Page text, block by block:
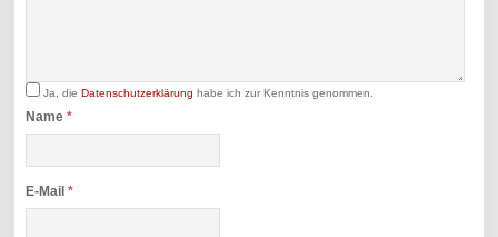
Ja, dieDatenschutzerklärung habe ich zur Kenntnis genommen.
Name*
E-Mail*